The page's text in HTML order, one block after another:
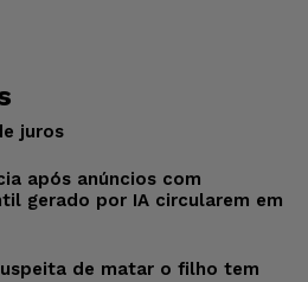
juros
após anúncios com
gerado por IA circularem em
de matar o filho tem